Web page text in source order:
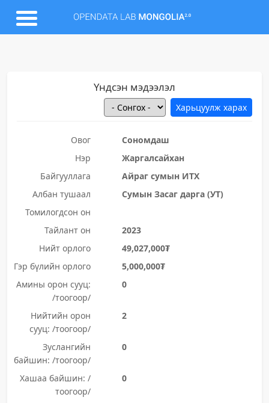
Үндсэн мэдээлэл
Овог
Сономдаш
Нэр
Жаргалсайхан
Байгууллага
Айраг сумын ИТХ
Албан тушаал
Сумын Засаг дарга (УТ)
Томилогдсон он
Тайлант он
2023
Нийт орлого
49,027,000₮
Гэр бүлийн орлого
5,000,000₮
Амины орон сууц:
/тоогоор/
0
Нийтийн орон
сууц: /тоогоор/
2
Зуслангийн
байшин: /тоогоор/
0
Хашаа байшин: /
тоогоор/
0